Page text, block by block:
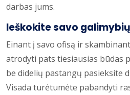
darbas jums.
Ieškokite savo
Einant į savo ofisą ir
atrodyti pats tiesiausias būdas
be didelių pastangų pasieksite
Visada turėtumėte pabandyti